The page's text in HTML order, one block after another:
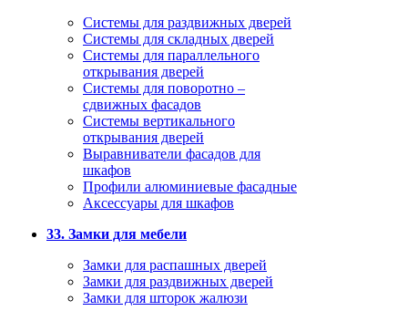
Системы для раздвижных дверей
Системы для складных дверей
Системы для параллельного
открывания дверей
Системы для поворотно –
сдвижных фасадов
Системы вертикального
открывания дверей
Выравниватели фасадов для
шкафов
Профили алюминиевые фасадные
Аксессуары для шкафов
33. Замки для мебели
Замки для распашных дверей
Замки для раздвижных дверей
Замки для шторок жалюзи